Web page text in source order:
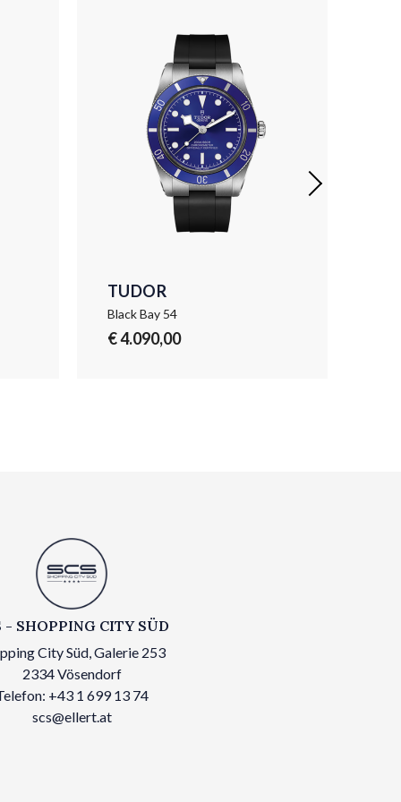
TUDOR
Black Bay 54
€ 4.090,00
- SHOPPING CITY SÜD
City Süd, Galerie 253
2334 Vösendorf
+43 1 699 13 74
scs@ellert.at